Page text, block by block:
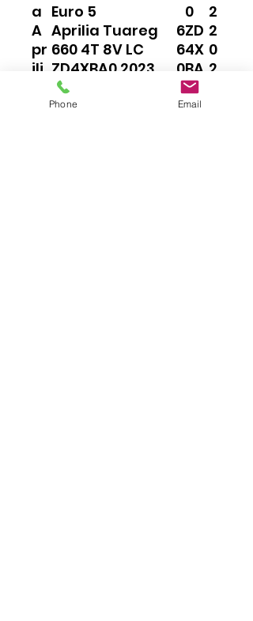
a Euro 5
0
2
A
pr
ili
Aprilia Tuareg
660 4T 8V LC
ZD4XBA0 2023
Euro 5
6
6
0
ZD
4X
BA
0
2
0
2
Phone Email